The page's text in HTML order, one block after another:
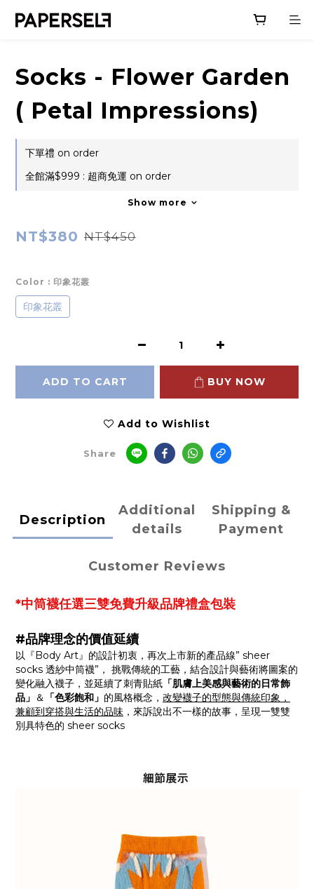
Socks - Flower Garden
( Petal Impressions)
下單禮 on order
全館滿$999 : 超商免運 on order
Show more
NT$380 NT$450
Color : 印象花叢
印象花叢
ADD TO CART BUY NOW
Add to Wishlist
Share
Description
Additional
details
Shipping &
Payment
Customer Reviews
*中筒襪任選三雙免費升級品牌禮盒包裝
#品牌理念的價值延續
以『Body Art』的設計初衷，再次上市新的產品線” sheer
socks 透紗中筒襪”， 挑戰傳統的工藝，結合設計與藝術將圖案的
變化融入襪子，並延續了刺青貼紙 「肌膚上美感與藝術的日常飾
品」 ＆ 「色彩飽和」 的風格概念， 改變襪子的型態與傳統印象，
兼顧到穿搭與生活的品味 ，來訴說出不一樣的故事，呈現一雙雙
別具特色的 sheer socks